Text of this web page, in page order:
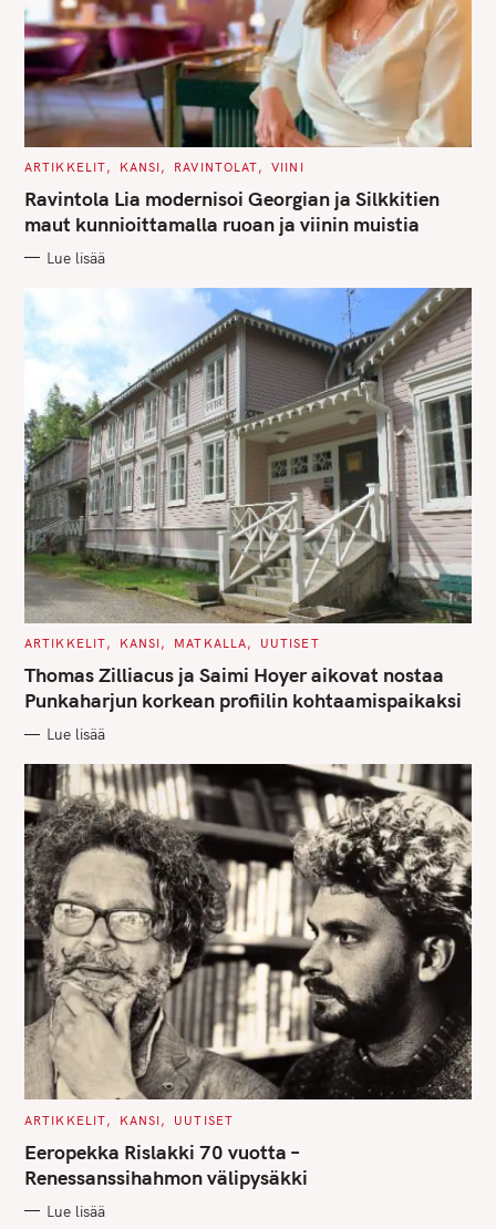
C
T
E
G
O
I
ARTIKKELIT KANSI RAVINTOLAT VIINI
Ravintola Lia modernisoi Georgian ja Silkkitien
maut kunnioittamalla ruoan ja viinin muistia
Lue lisää
C
T
E
G
O
I
S
ARTIKKELIT KANSI MATKALLA UUTISET
Thomas Zilliacus ja Saimi Hoyer aikovat nostaa
Punkaharjun korkean profiilin kohtaamispaikaksi
Lue lisää
C
T
E
G
O
I
ARTIKKELIT KANSI UUTISET
Eeropekka Rislakki 70 vuotta –
Renessanssihahmon välipysäkki
Lue lisää